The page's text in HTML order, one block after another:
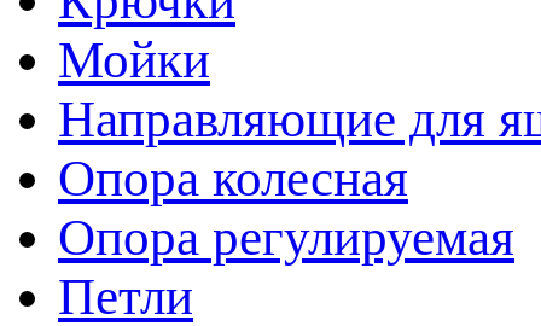
Мойки
Направляющие для
Опора колесная
Опора регулируемая
Петли